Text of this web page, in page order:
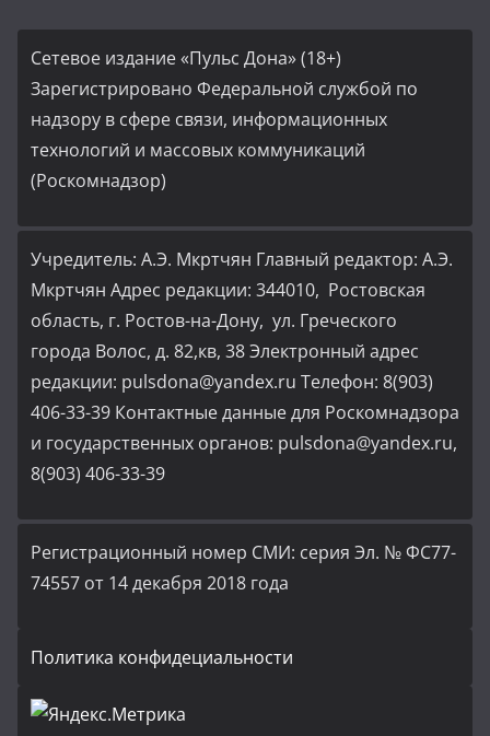
Сетевое издание «Пульс Дона» (18+)
Зарегистрировано Федеральной службой по
надзору в сфере связи, информационных
технологий и массовых коммуникаций
(Роскомнадзор)
Учредитель: А.Э. Мкртчян Главный редактор: А.Э.
Мкртчян Адрес редакции: 344010, Ростовская
область, г. Ростов-на-Дону, ул. Греческого
города Волос, д. 82,кв, 38 Электронный адрес
редакции: pulsdona@yandex.ru Телефон: 8(903)
406-33-39 Контактные данные для Роскомнадзора
и государственных органов: pulsdona@yandex.ru,
8(903) 406-33-39
Регистрационный номер СМИ: серия Эл. № ФС77-
74557 от 14 декабря 2018 года
Политика конфидециальности